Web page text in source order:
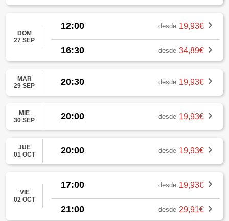
DOM
27 SEP
12:00 desde 19,93€
16:30 desde 34,89€
MAR
29 SEP
20:30 desde 19,93€
MIE
30 SEP
20:00 desde 19,93€
JUE
01 OCT
20:00 desde 19,93€
VIE
02 OCT
17:00 desde 19,93€
21:00 desde 29,91€